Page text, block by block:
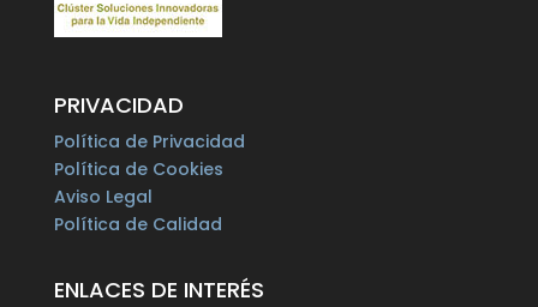
PRIVACIDAD
Política de Privacidad
Política de Cookies
Aviso Legal
Política de Calidad
ENLACES DE INTERÉS